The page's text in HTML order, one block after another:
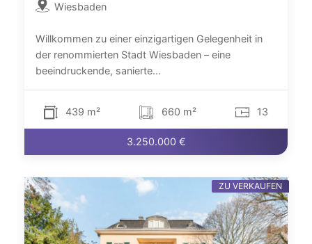
Wiesbaden
Willkommen zu einer einzigartigen Gelegenheit in
der renommierten Stadt Wiesbaden – eine
beeindruckende, sanierte...
439 m² 660 m² 13
3.250.000 €
ZU VERKAUFEN